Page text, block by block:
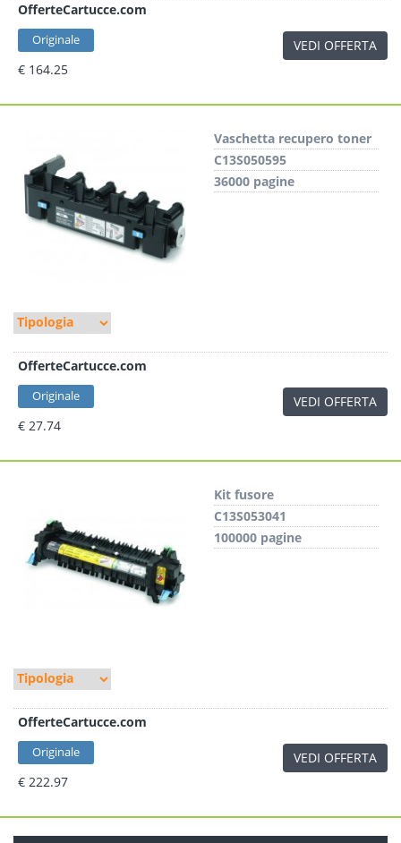
OfferteCartucce.com
Originale
€ 164.25
VEDI OFFERTA
Vaschetta recupero toner
C13S050595
36000 pagine
OfferteCartucce.com
Originale
€ 27.74
VEDI OFFERTA
Kit fusore
C13S053041
100000 pagine
OfferteCartucce.com
Originale
€ 222.97
VEDI OFFERTA